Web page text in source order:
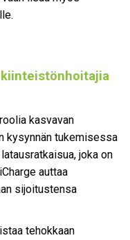
kasvavan
kysynnän tukemisessa
joka on
auttaa
sijoitustensa
tehokkaan